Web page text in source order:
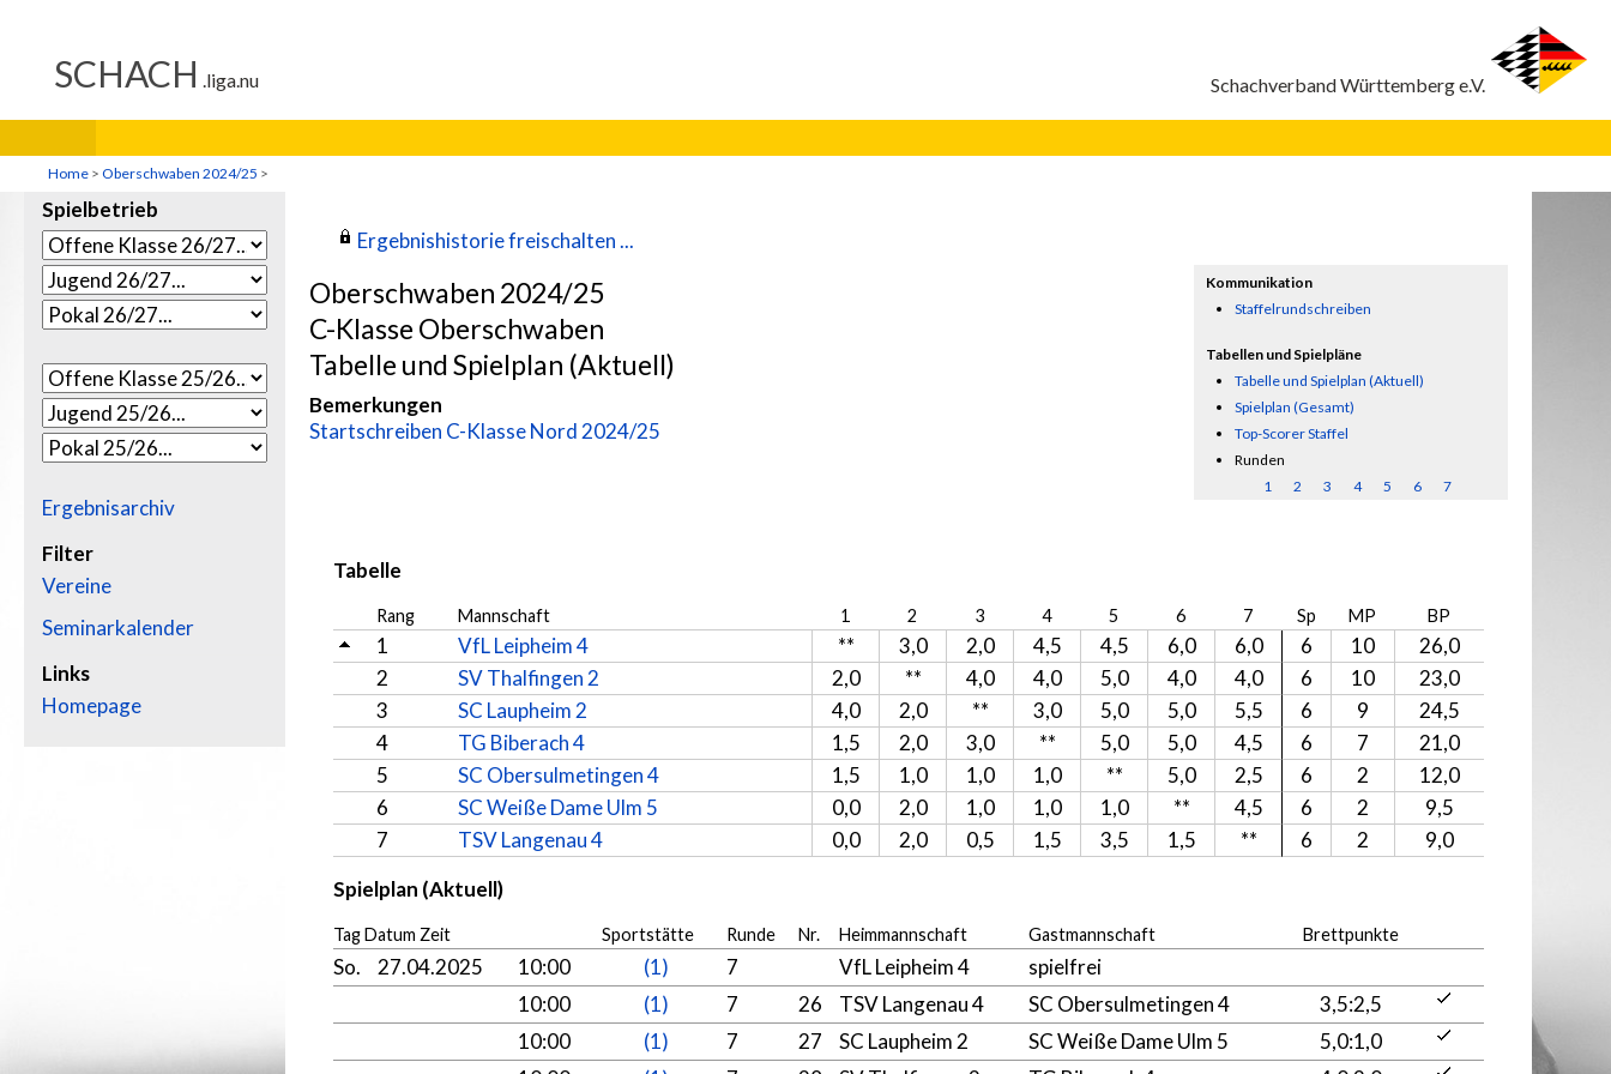
Home > Oberschwaben 2024/25 >
Spielbetrieb
Ergebnisarchiv
Filter
Vereine
Seminarkalender
Links
Homepage
Ergebnishistorie freischalten ...
Oberschwaben 2024/25
C-Klasse Oberschwaben
Tabelle und Spielplan (Aktuell)
Bemerkungen
Startschreiben C-Klasse Nord 2024/25
Kommunikation
Staffelrundschreiben
Tabellen und Spielpläne
Tabelle und Spielplan (Aktuell)
Spielplan (Gesamt)
Top-Scorer Staffel
Runden
1
2 3 4 5 6 7
Tabelle
Rang Mannschaft 1 2 3 4 5 6 7 Sp MP BP
1 VfL Leipheim 4 ** 3,0 2,0 4,5 4,5 6,0 6,0 6 10
26,0
2
SV Thalfingen 2 2,0 ** 4,0 4,0 5,0 4,0 4,0 6 10
23,0
3
SC Laupheim 2 4,0 2,0 ** 3,0 5,0 5,0 5,5 6 9
24,5
4
TG Biberach 4 1,5 2,0 3,0 ** 5,0 5,0 4,5 6 7
21,0
5
SC Obersulmetingen 4 1,5 1,0 1,0 1,0 ** 5,0 2,5 6 2
12,0
6
SC Weiße Dame Ulm 5 0,0 2,0 1,0 1,0 1,0 ** 4,5 6 2
9,5
7
TSV Langenau 4 0,0 2,0 0,5 1,5 3,5 1,5 ** 6 2
9,0
Spielplan (Aktuell)
Tag Datum Zeit Sportstätte Runde Nr. Heimmannschaft Gastmannschaft Brettpunkte
So. 27.04.2025 10:00 (1) 7 VfL Leipheim 4
spielfrei
10:00
(1) 7 26 TSV Langenau 4 SC Obersulmetingen 4
3,5:2,5
10:00
(1) 7 27 SC Laupheim 2 SC Weiße Dame Ulm 5
5,0:1,0